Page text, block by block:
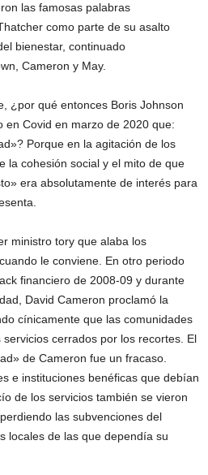
las famosas palabras
como parte de su asalto
bienestar, continuado
Cameron y May.
¿por qué entonces Boris Johnson
en Covid en marzo de 2020 que:
Porque en la agitación de los
la cohesión social y el mito de que
era absolutamente de interés para
ministro tory que alaba los
le conviene. En otro periodo
financiero de 2008-09 y durante
David Cameron proclamó la
cínicamente que las comunidades
cerrados por los recortes. El
de Cameron fue un fracaso.
e instituciones benéficas que debían
de los servicios también se vieron
las subvenciones del
locales de las que dependía su